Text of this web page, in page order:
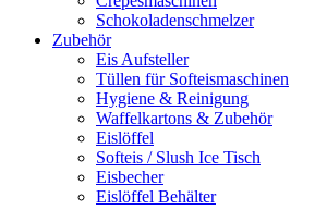
Schokoladenschmelzer
Zubehör
Eis Aufsteller
Tüllen für Softeismaschinen
Hygiene & Reinigung
Waffelkartons & Zubehör
Eislöffel
Softeis / Slush Ice Tisch
Eisbecher
Eislöffel Behälter